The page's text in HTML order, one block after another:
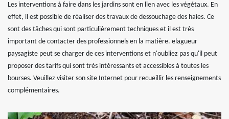
Les interventions à faire dans les jardins sont en lien avec les végétaux. En
effet, il est possible de réaliser des travaux de dessouchage des haies. Ce
sont des tâches qui sont particulièrement techniques et il est très
important de contacter des professionnels en la matière. elagueur
paysagiste peut se charger de ces interventions et n'oubliez pas qu'il peut
proposer des tarifs qui sont très intéressants et accessibles à toutes les
bourses. Veuillez visiter son site Internet pour recueillir les renseignements
complémentaires.